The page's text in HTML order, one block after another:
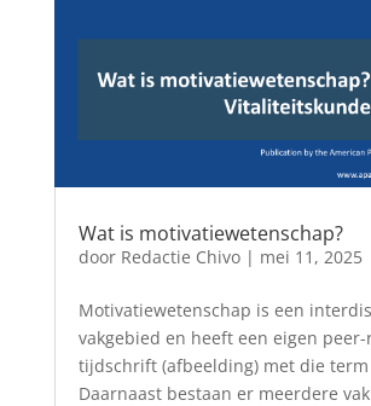
Wat is motivatiewetenschap?
door Redactie Chivo| mei 11, 2025|
Motivatiewetenschap is een
vakgebied en heeft een eigen peer-
tijdschrift (afbeelding) met die
Daarnaast bestaan er meerdere